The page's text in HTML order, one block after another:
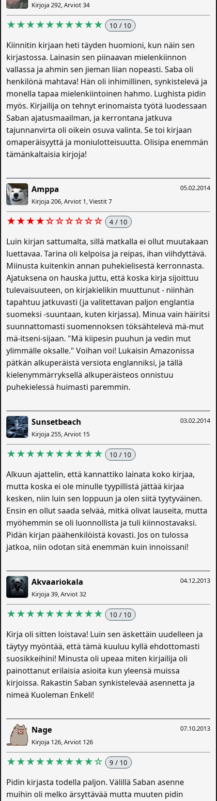
Kirjoja 292, Arviot 34
★★★★★★★★★★ 10 / 10
Kiinnitin kirjaan heti täyden huomioni, kun näin sen
kirjastossa. Lainasin sen piinaavan mielenkiinnon
vallassa ja ahmin sen jieman liian nopeasti. Saba oli
henkilönä mahtava! Hän oli inhimillinen, synkistelevä ja
monella tapaa mielenkiintoinen hahmo. Lughista pidin
myös. Kirjailija on tehnyt erinomaista työtä luodessaan
Saban ajatusmaailman, ja kerrontana jatkuva
tajunnanvirta oli oikein osuva valinta. Se toi kirjaan
omaperäisyyttä ja moniulotteisuutta. Olisipa enemmän
tämänkaltaisia kirjoja!
05.02.2014
Amppa
Kirjoja 206, Arviot 1, Viestit 7
★★★★☆☆☆☆☆☆ 4 / 10
Luin kirjan sattumalta, sillä matkalla ei ollut muutakaan
luettavaa. Tarina oli kelpoisa ja reipas, ihan viihdyttävä.
Miinusta kuitenkin annan puhekielisestä kerronnasta.
Ajatuksena on hauska juttu, että koska kirja sijoittuu
tulevaisuuteen, on kirjakielikin muuttunut - niinhän
tapahtuu jatkuvasti (ja valitettavan paljon englantia
suomeksi -suuntaan, kuten kirjassa). Minua vain häiritsi
suunnattomasti suomennoksen töksähtelevä mä-mut
mä-itseni-sijaan. "Mä kiipesin puuhun ja vedin mut
ylimmälle oksalle." Voihan voi! Lukaisin Amazonissa
pätkän alkuperäistä versiota englanniksi, ja tällä
kielenymmärryksellä alkuperäisteos onnistuu
puhekielessä huimasti paremmin.
03.02.2014
Sunsetbeach
Kirjoja 255, Arviot 15
★★★★★★★★★★ 10 / 10
Alkuun ajattelin, että kannattiko lainata koko kirjaa,
mutta koska ei ole minulle tyypillistä jättää kirjaa
kesken, niin luin sen loppuun ja olen siitä tyytyväinen.
Ensin en ollut saada selvää, mitkä olivat lauseita, mutta
myöhemmin se oli luonnollista ja tuli kiinnostavaksi.
Pidän kirjan päähenkilöistä kovasti. Jos on tulossa
jatkoa, niin odotan sitä enemmän kuin innoissani!
04.12.2013
Akvaariokala
Kirjoja 39, Arviot 32
★★★★★★★★★★ 10 / 10
Kirja oli sitten loistava! Luin sen äskettäin uudelleen ja
täytyy myöntää, että tämä kuuluu kyllä ehdottomasti
suosikkeihini! Minusta oli upeaa miten kirjailija oli
painottanut erilaisia asioita kun yleensä muissa
kirjoissa. Rakastin Saban synkistelevää asennetta ja
nimeä Kuoleman Enkeli!
07.10.2013
Nage
Kirjoja 126, Arviot 126
★★★★★★★★★☆ 9 / 10
Pidin kirjasta todella paljon. Välillä Saban asenne
muihin oli melko ärsyttävää mutta muuten pidin